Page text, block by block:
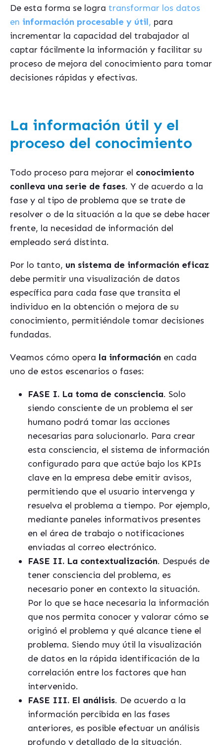
De esta forma se logra transformar los datos
en información procesable y útil, para
incrementar la capacidad del trabajador al
captar fácilmente la información y facilitar su
proceso de mejora del conocimiento para tomar
decisiones rápidas y efectivas.
La información útil y el
proceso del conocimiento
Todo proceso para mejorar el conocimiento
conlleva una serie de fases. Y de acuerdo a la
fase y al tipo de problema que se trate de
resolver o de la situación a la que se debe hacer
frente, la necesidad de información del
empleado será distinta.
Por lo tanto, un sistema de información eficaz
debe permitir una visualización de datos
específica para cada fase que transita el
individuo en la obtención o mejora de su
conocimiento, permitiéndole tomar decisiones
fundadas.
Veamos cómo opera la información en cada
uno de estos escenarios o fases:
FASE I. La toma de consciencia. Solo
siendo consciente de un problema el ser
humano podrá tomar las acciones
necesarias para solucionarlo. Para crear
esta consciencia, el sistema de información
configurado para que actúe bajo los KPIs
clave en la empresa debe emitir avisos,
permitiendo que el usuario intervenga y
resuelva el problema a tiempo. Por ejemplo,
mediante paneles informativos presentes
en el área de trabajo o notificaciones
enviadas al correo electrónico.
FASE II. La contextualización. Después de
tener consciencia del problema, es
necesario poner en contexto la situación.
Por lo que se hace necesaria la información
que nos permita conocer y valorar cómo se
originó el problema y qué alcance tiene el
problema. Siendo muy útil la visualización
de datos en la rápida identificación de la
correlación entre los factores que han
intervenido.
FASE III. El análisis. De acuerdo a la
información percibida en las fases
anteriores, es posible efectuar un análisis
profundo y detallado de la situación,